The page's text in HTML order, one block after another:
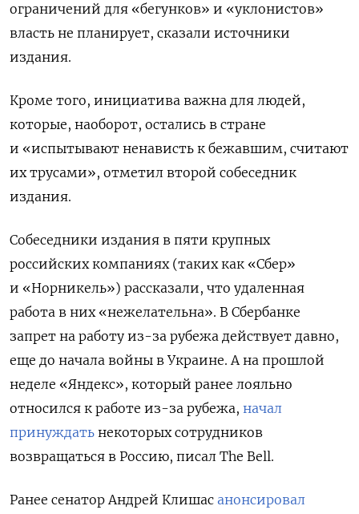
ограничений для «бегунков» и «уклонистов»
власть не планирует, сказали источники
издания.
Кроме того, инициатива важна для людей,
которые, наоборот, остались в стране
и «испытывают ненависть к бежавшим, считают
их трусами», отметил второй собеседник
издания.
Собеседники издания в пяти крупных
российских компаниях (таких как «Сбер»
и «Норникель») рассказали, что удаленная
работа в них «нежелательна». В Сбербанке
запрет на работу из-за рубежа действует давно,
еще до начала войны в Украине. А на прошлой
неделе «Яндекс», который ранее лояльно
относился к работе из-за рубежа, начал
принуждать некоторых сотрудников
возвращаться в Россию, писал The Bell.
Ранее сенатор Андрей Клишас анонсировал